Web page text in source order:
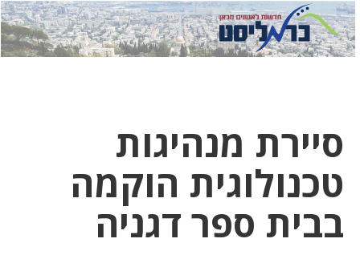
לחץ
כאן
לחץ
כדי
סיירת מנהיגות
טכנולוגית הוקמה
בבית ספר דגניה